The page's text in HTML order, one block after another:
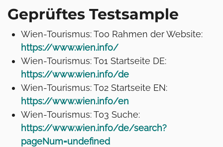
Geprüftes Testsample
Wien-Tourismus: T00 Rahmen der Website:
https://www.wien.info/
Wien-Tourismus: T01 Startseite DE:
https://www.wien.info/de
Wien-Tourismus: T02 Startseite EN:
https://www.wien.info/en
Wien-Tourismus: T03 Suche:
https://www.wien.info/de/search?
pageNum=undefined